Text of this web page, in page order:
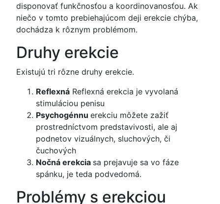
disponovať funkčnosťou a koordinovanosťou. Ak
niečo v tomto prebiehajúcom deji erekcie chýba,
dochádza k rôznym problémom.
Druhy erekcie
Existujú tri rôzne druhy erekcie.
Reflexná Reflexná erekcia je vyvolaná
stimuláciou penisu
Psychogénnu erekciu môžete zažiť
prostredníctvom predstavivosti, ale aj
podnetov vizuálnych, sluchových, či
čuchových
Nočná erekcia sa prejavuje sa vo fáze
spánku, je teda podvedomá.
Problémy s erekciou